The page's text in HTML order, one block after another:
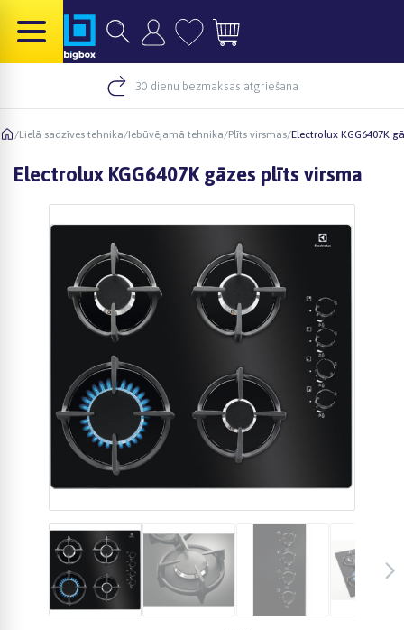
30 dienu bezmaksas atgriešana
/Lielā sadzīves tehnika/Iebūvējamā tehnika/Plīts virsmas/Electrolux KGG6407K
Electrolux KGG6407K gāzes plīts virsma